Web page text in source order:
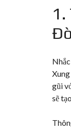
1.
Đò
gũi
sẽ